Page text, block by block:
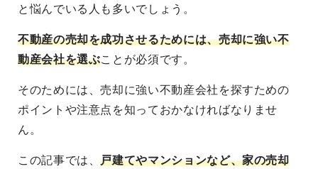
と悩んでいる人も多いでしょう。
不動産の売却を成功させるためには、売却に強い不
動産会社を選ぶことが必須です。
そのためには、売却に強い不動産会社を探すための
ポイントや注意点を知っておかなければなりませ
ん。
この記事では、戸建てやマンションなど、家の売却